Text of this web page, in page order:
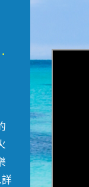
生....
詳